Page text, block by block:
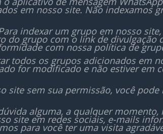
você vai ter a
melhor.
Garanta
seu melhor
mesmo a
ENTRAR NO
em nosso site. Não indexamos
indexar um grupo em nosso
grupo com o link de divulgação
com nossa política de
todos os grupos adicionados em
for modificado e não estiver em
site sem sua permissão, você
alguma, a qualquer
site em redes sociais, e-mails
para você ter uma visita